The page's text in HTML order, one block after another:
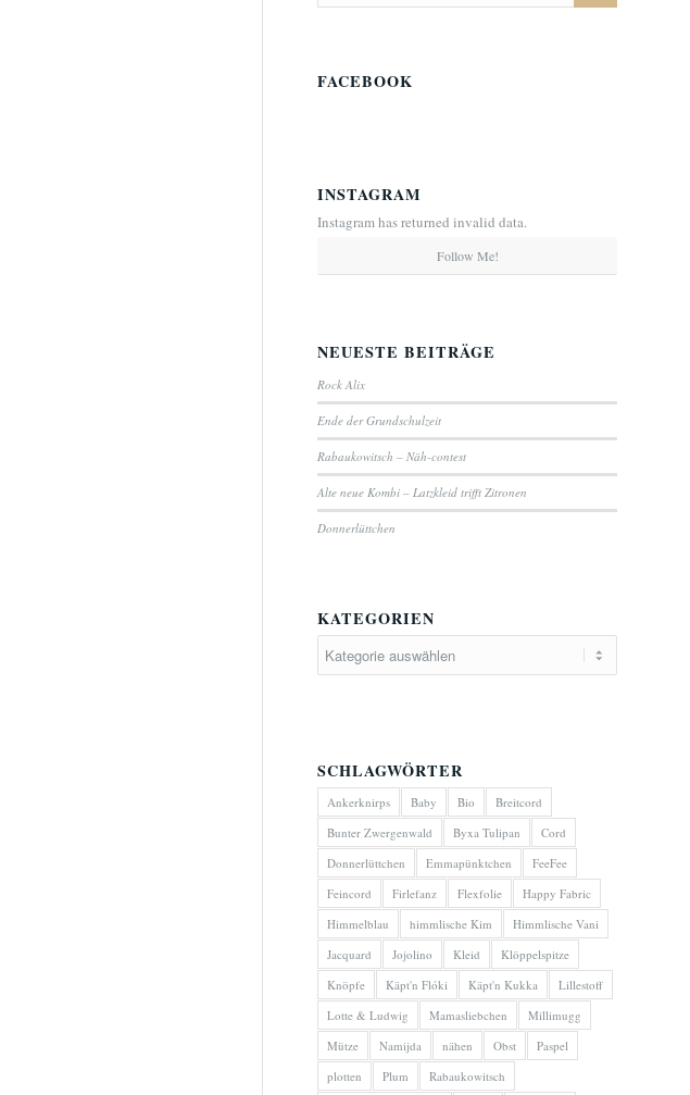
FACEBOOK
INSTAGRAM
Instagram has returned invalid data.
Follow Me!
NEUESTE BEITRÄGE
Rock Alix
Ende der Grundschulzeit
Rabaukowitsch – Näh-contest
Alte neue Kombi – Latzkleid trifft Zitronen
Donnerlüttchen
KATEGORIEN
SCHLAGWÖRTER
Ankerknirps Baby Bio
Breitcord
Bunter Zwergenwald
Byxa Tulipan
Cord
Donnerlüttchen
Emmapünktchen
FeeFee
Feincord
Firlefanz Flexfolie
Happy Fabric
Himmelblau
himmlische Kim
Himmlische Vani
Jacquard
Jojolino Kleid
Klöppelspitze
Knöpfe
Käpt'n Flóki Käpt'n Kukka
Lillestoff
Lotte & Ludwig
Mamasliebchen
Millimugg
Mütze
Namijda nähen Obst
Paspel
plotten
Plum
Rabaukowitsch